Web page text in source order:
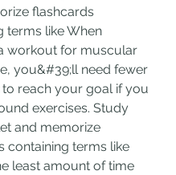
flashcards
terms like When
workout for muscular
you&#39;ll need fewer
reach your goal if you
exercises. Study
and memorize
containing terms like
least amount of time